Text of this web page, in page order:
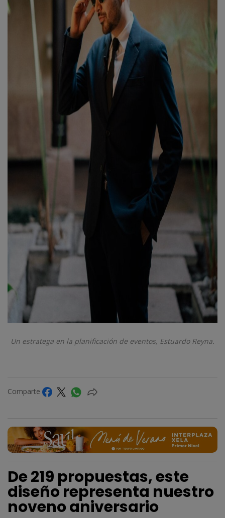
Un estratega en la planificación de eventos, Estuardo Reyna.
Comparte
De 219 propuestas, este
diseño representa nuestro
noveno aniversario